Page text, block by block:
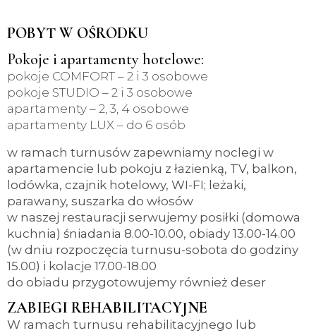
POBYT W OŚRODKU
Pokoje i apartamenty hotelowe:
pokoje COMFORT – 2 i 3 osobowe
pokoje STUDIO – 2 i 3 osobowe
apartamenty – 2, 3, 4 osobowe
apartamenty LUX – do 6 osób
w ramach turnusów zapewniamy noclegi w
apartamencie lub pokoju z łazienką, TV, balkon,
lodówka, czajnik hotelowy, WI-FI; leżaki,
parawany, suszarka do włosów
w naszej restauracji serwujemy posiłki (domowa
kuchnia) śniadania 8.00-10.00, obiady 13.00-14.00
(w dniu rozpoczęcia turnusu-sobota do godziny
15.00) i kolacje 17.00-18.00
do obiadu przygotowujemy również deser
ZABIEGI REHABILITACYJNE
W ramach turnusu rehabilitacyjnego lub